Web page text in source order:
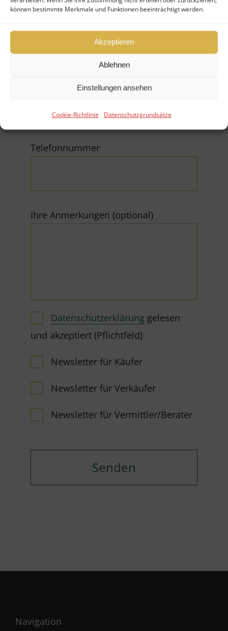
können bestimmte Merkmale und Funktionen beeinträchtigt werden.
Akzeptieren
Ablehnen
Einstellungen ansehen
Cookie-Richtlinie Datenschutzgrundsätze
Firma
Telefonnummer
Ihre Anmerkungen (optional)
Datenschutzerklärung gelesen
und akzeptiert (Pflichtfeld)
Newsletter für Käufer
Newsletter für Verkäufer
Newsletter für Vermittler/Berater
Navigation